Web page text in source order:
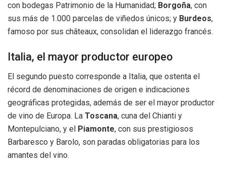
con bodegas Patrimonio de la Humanidad; Borgoña, con
sus más de 1.000 parcelas de viñedos únicos; y Burdeos,
famoso por sus châteaux, consolidan el liderazgo francés.
Italia, el mayor productor europeo
El segundo puesto corresponde a Italia, que ostenta el
récord de denominaciones de origen e indicaciones
geográficas protegidas, además de ser el mayor productor
de vino de Europa. La Toscana, cuna del Chianti y
Montepulciano, y el Piamonte, con sus prestigiosos
Barbaresco y Barolo, son paradas obligatorias para los
amantes del vino.